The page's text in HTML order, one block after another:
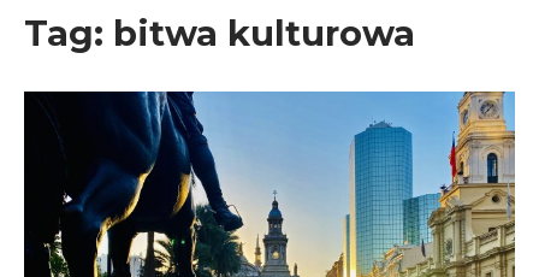
Tag: bitwa kulturowa